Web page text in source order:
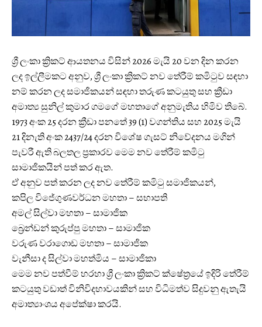
ශ්‍රී ලංකා ක්‍රිකට් ආයතනය විසින් 2026 මැයි 20 වන දින කරන
ලද ඉල්ලීමකට අනුව, ශ්‍රී ලංකා ක්‍රිකට් නව තේරීම් කමිටුව සඳහා
නම් කරන ලද සමාජිකයන් සඳහා තරුණ කටයුතු සහ ක්‍රීඩා
අමාත්‍ය සුනිල් කුමාර ගමගේ මහතාගේ අනුමැතිය හිමිව තිබේ.
1973 අංක 25 දරන ක්‍රීඩා පනතේ 39 (1) වගන්තිය සහ 2025 මැයි
21 දිනැති අංක 2437/24 දරන විශේෂ ගැසට් නිවේදනය මගින්
පැවරී ඇති බලතල ප්‍රකාරව මෙම නව තේරීම් කමිටු
සාමාජිකයින් පත් කර ඇත.
ඒ අනුව පත් කරන ලද නව තේරීම් කමිටු සමාජිකයන්,
කපිල විජේගුණවර්ධන මහතා – සභාපති
අමල් සිල්වා මහතා – සාමාජික
බ්‍රෙන්ඩන් කුරුප්පු මහතා – සාමාජික
වරුණ වරාගොඩ මහතා – සාමාජික
වැනීසා ද සිල්වා මහත්මිය – සාමාජිකා
මෙම නව පත්වීම් හරහා ශ්‍රී ලංකා ක්‍රිකට් ක්ෂේත්‍රයේ ඉදිරි තේරීම්
කටයුතු වඩාත් විනිවිදභාවයකින් සහ විධිමත්ව සිදුවනු ඇතැයි
අමාත්‍යාංශය අපේක්ෂා කරයි.